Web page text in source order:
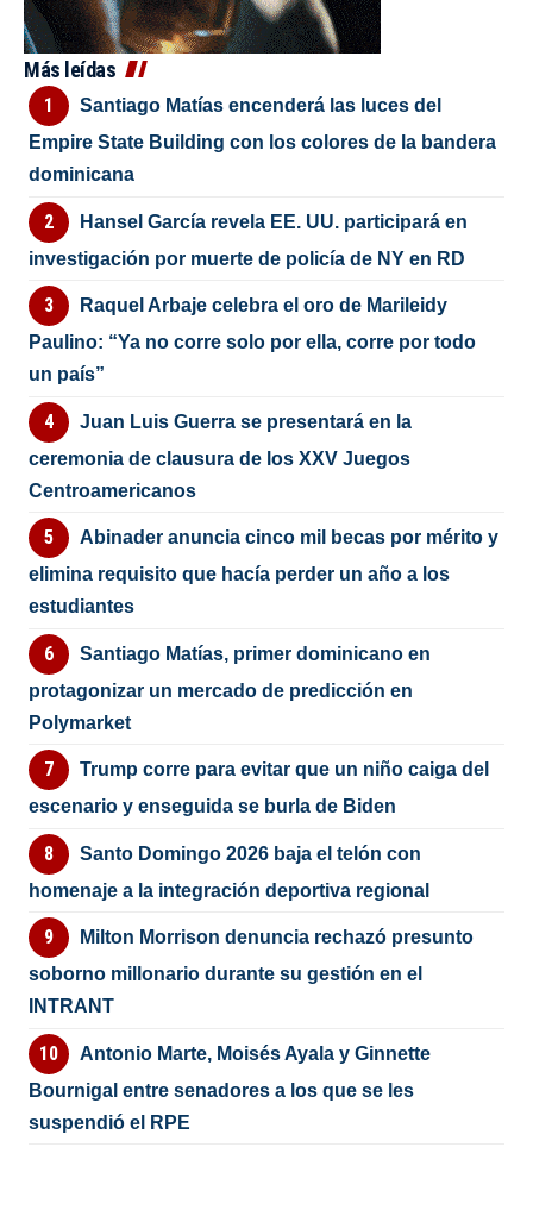
Más leídas
Santiago Matías encenderá las luces del
Empire State Building con los colores de la bandera
dominicana
Hansel García revela EE. UU. participará en
investigación por muerte de policía de NY en RD
Raquel Arbaje celebra el oro de Marileidy
Paulino: “Ya no corre solo por ella, corre por todo
un país”
Juan Luis Guerra se presentará en la
ceremonia de clausura de los XXV Juegos
Centroamericanos
Abinader anuncia cinco mil becas por mérito y
elimina requisito que hacía perder un año a los
estudiantes
Santiago Matías, primer dominicano en
protagonizar un mercado de predicción en
Polymarket
Trump corre para evitar que un niño caiga del
escenario y enseguida se burla de Biden
Santo Domingo 2026 baja el telón con
homenaje a la integración deportiva regional
Milton Morrison denuncia rechazó presunto
soborno millonario durante su gestión en el
INTRANT
Antonio Marte, Moisés Ayala y Ginnette
Bournigal entre senadores a los que se les
suspendió el RPE